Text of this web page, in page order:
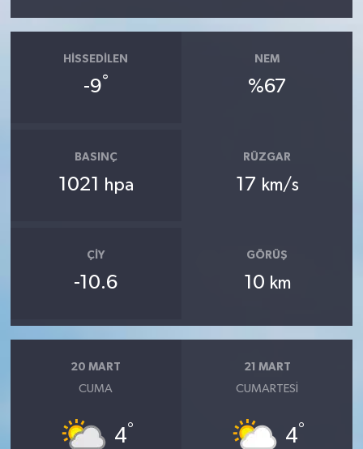
HISSEDILEN
-9°
NEM
%67
BASINÇ
1021 hpa
RÜZGAR
17 km/s
ÇIY
-10.6
GÖRÜŞ
10 km
20 MART
CUMA
4°
21 MART
CUMARTESI
4°